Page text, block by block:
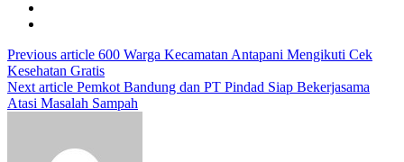
Previous article 600 Warga Kecamatan Antapani Mengikuti Cek
Kesehatan Gratis
Next article Pemkot Bandung dan PT Pindad Siap Bekerjasama
Atasi Masalah Sampah